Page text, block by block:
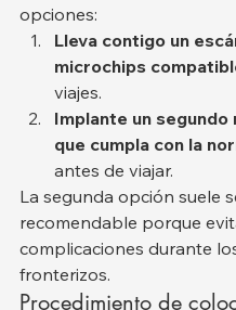
opciones:
Lleva contigo un
microchips
viajes.
Implante un segundo
que cumpla con la
antes de viajar.
La segunda opción suele
recomendable porque
complicaciones durante
fronterizos.
Procedimiento de